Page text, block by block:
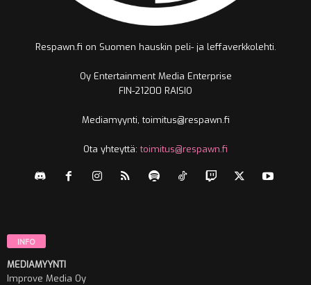
Respawn.fi on Suomen hauskin peli- ja leffaverkkolehti.
Oy Entertainment Media Enterprise
FIN-21200 RAISIO
Mediamyynti, toimitus@respawn.fi
Ota yhteyttä:toimitus@respawn.fi
INFO
MEDIAMYYNTI
Improve Media Oy